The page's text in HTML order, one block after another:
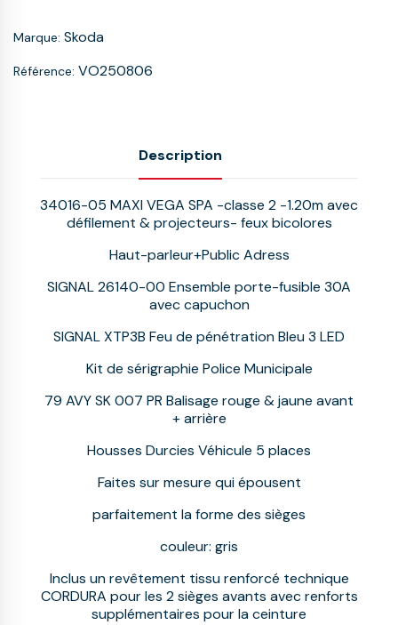
Marque: Skoda
Référence: VO250806
Description
34016-05 MAXI VEGA SPA -classe 2 -1.20m avec
défilement & projecteurs- feux bicolores
Haut-parleur+Public Adress
SIGNAL 26140-00 Ensemble porte-fusible 30A
avec capuchon
SIGNAL XTP3B Feu de pénétration Bleu 3 LED
Kit de sérigraphie Police Municipale
79 AVY SK 007 PR Balisage rouge & jaune avant
+ arrière
Housses Durcies Véhicule 5 places
Faites sur mesure qui épousent
parfaitement la forme des sièges
couleur: gris
Inclus un revêtement tissu renforcé technique
CORDURA pour les 2 sièges avants avec renforts
supplémentaires pour la ceinture